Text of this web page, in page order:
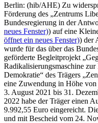
Berlin: (hib/AHE) Zu
Förderung des „Zentrums
Bundesregierung in der
neues Fenster)) auf eine
öffnet ein neues Fenster)) der
wurde für das über das
geförderte Begleitprojekt
Radikalisierungsmaschine
Demokratie“ des Trägers
eine Zuwendung in Höhe
3. August 2021 bis 31.
2022 habe der Träger einen
9.992,55 Euro eingereicht.
und mit Bescheid vom 24.